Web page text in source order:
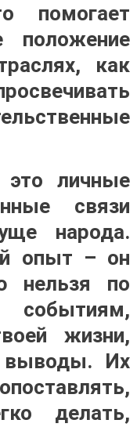
помогает
положение
как
личные
связи
народа.
опыт – он
нельзя по
жизни,
выводы. Их
делать,